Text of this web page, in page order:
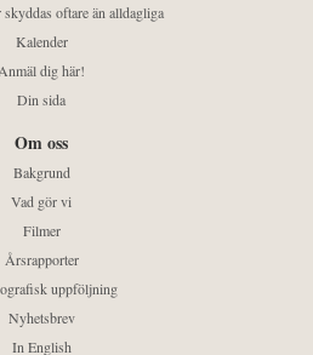
oftare än alldagliga
Kalender
Anmäl dig här!
Din sida
Om oss
Bakgrund
Vad gör vi
Filmer
Årsrapporter
uppföljning
Nyhetsbrev
In English